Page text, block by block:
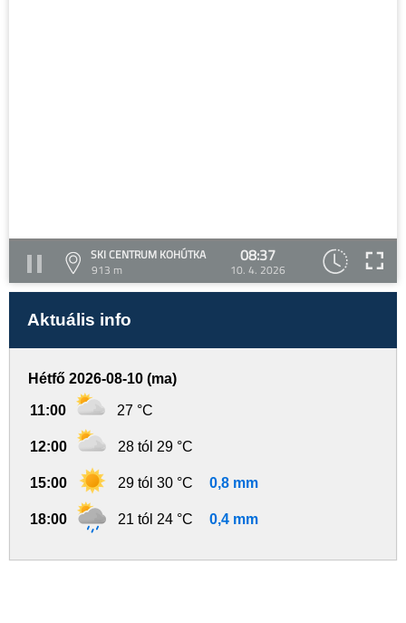
SKI CENTRUM KOHÚTKA
913 m
08:37
10. 4. 2026
Aktuális info
Hétfő 2026-08-10 (ma)
11:00 27 °C
12:00 28 tól 29 °C
15:00 29 tól 30 °C 0,8 mm
18:00 21 tól 24 °C 0,4 mm